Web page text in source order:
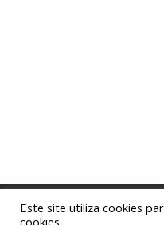
Este site utiliza cookies
cookies.